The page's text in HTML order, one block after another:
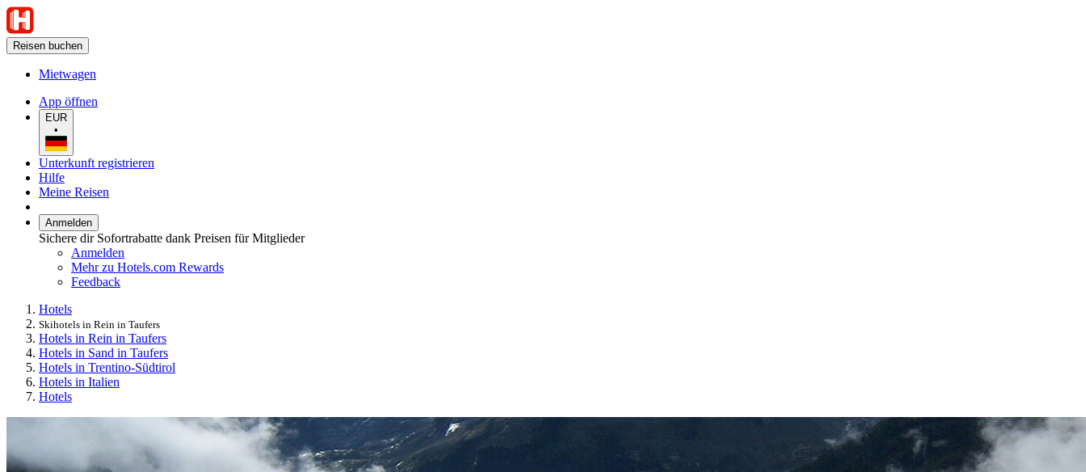
Reisen buchen
Mietwagen
App öffnen
EUR
•
Unterkunft registrieren
Hilfe
Meine Reisen
Anmelden
Sichere dir Sofortrabatte dank Preisen für Mitglieder
Anmelden
Mehr zu Hotels.com Rewards
Feedback
Hotels
Skihotels in Rein in Taufers
Hotels in Rein in Taufers
Hotels in Sand in Taufers
Hotels in Trentino-Südtirol
Hotels in Italien
Hotels